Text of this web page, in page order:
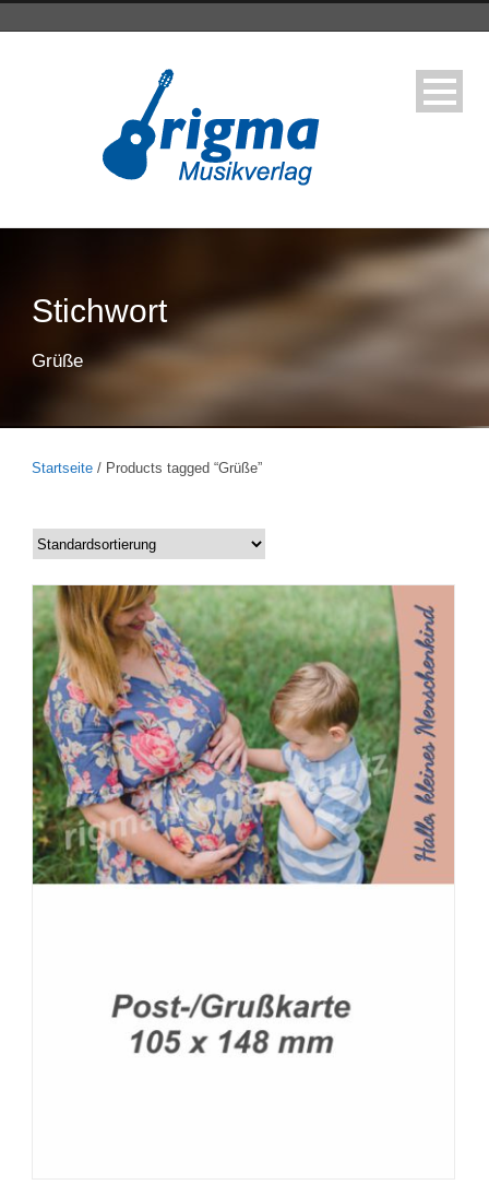
Stichwort
Grüße
Startseite / Products tagged “Grüße”